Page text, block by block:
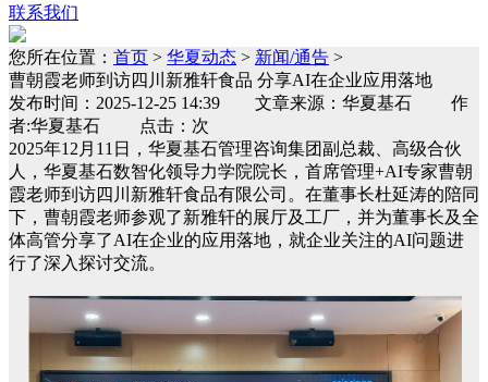
联系我们
您所在位置： 首页 > 华夏动态 > 新闻/通告 >
曹朝霞老师到访四川新雅轩食品 分享AI在企业应用落地
发布时间：2025-12-25 14:39 文章来源：华夏基石 作
者:华夏基石 点击：次
2025年12月11日，华夏基石管理咨询集团副总裁、高级合伙
人，华夏基石数智化领导力学院院长，首席管理+AI专家曹朝
霞老师到访四川新雅轩食品有限公司。在董事长杜延涛的陪同
下，曹朝霞老师参观了新雅轩的展厅及工厂，并为董事长及全
体高管分享了AI在企业的应用落地，就企业关注的AI问题进
行了深入探讨交流。